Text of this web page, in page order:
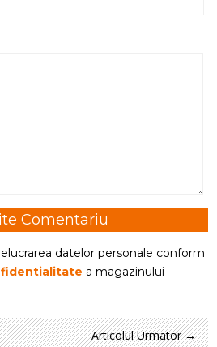
datelor personale conform
a magazinului
Articolul Urmator →